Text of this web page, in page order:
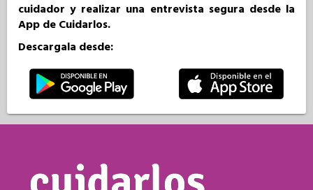
cuidador y realizar una entrevista segura desde la
App de Cuidarlos.
Descargala desde: